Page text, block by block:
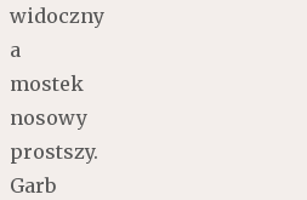
widoczny
a
mostek
nosowy
prostszy.
Garb